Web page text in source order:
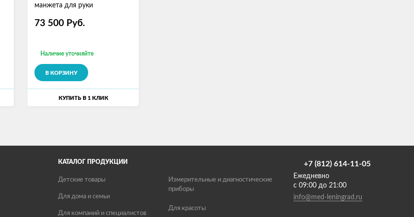
манжета для руки
73 500 Руб.
Наличие уточняйте
В КОРЗИНУ
КУПИТЬ В 1 КЛИК
КАТАЛОГ ПРОДУКЦИИ
Детские товары
Для дома и семьи
Для компаний и специалистов
Измерительные и диагностические
приборы
Для красоты
+7 (812) 614-11-05
Ежедневно
с 09:00 до 21:00
info@med-leningrad.ru